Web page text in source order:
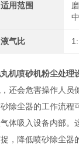
适用范围
液气比
机喷砂机粉尘处理
还会危害操作人员
除尘器的工作流程
体吸入设备内部。
，降低喷砂除尘器